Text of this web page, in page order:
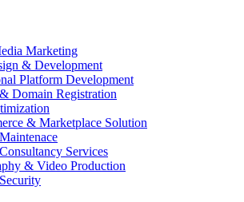
Marketing
& Development
Platform Development
Domain Registration
& Marketplace Solution
Services
& Video Production